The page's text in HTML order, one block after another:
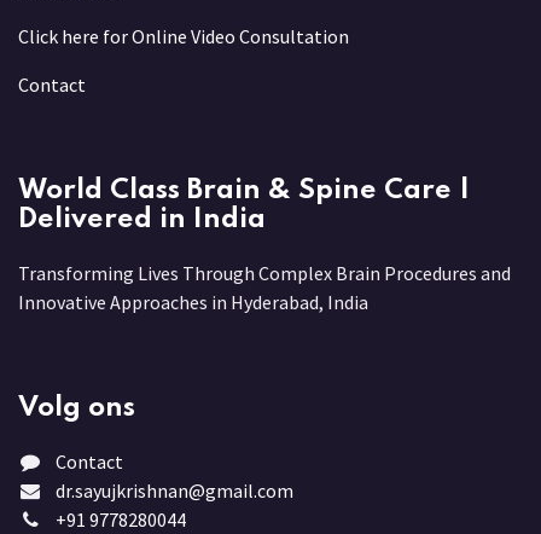
Click here for Online Video Consultation
Contact
World Class Brain & Spine Care |
Delivered in India
Transforming Lives Through Complex Brain Procedures and
Innovative Approaches in Hyderabad, India
Volg ons
Contact
dr.sayujkrishnan@gmail.com
+91 9778280044